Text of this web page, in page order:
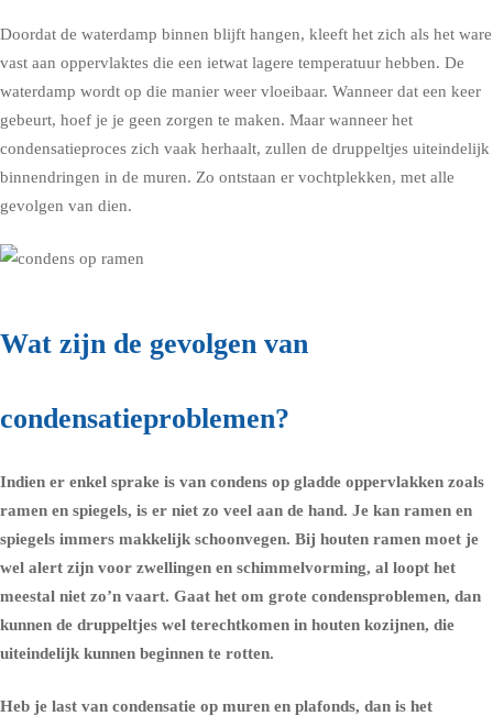
Doordat de waterdamp binnen blijft hangen, kleeft het zich als het ware
vast aan oppervlaktes die een ietwat lagere temperatuur hebben. De
waterdamp wordt op die manier weer vloeibaar. Wanneer dat een keer
gebeurt, hoef je je geen zorgen te maken. Maar wanneer het
condensatieproces zich vaak herhaalt, zullen de druppeltjes uiteindelijk
binnendringen in de muren. Zo ontstaan er vochtplekken, met alle
gevolgen van dien.
Wat zijn de gevolgen van
condensatieproblemen?
Indien er enkel sprake is van condens op gladde oppervlakken zoals
ramen en spiegels, is er niet zo veel aan de hand. Je kan ramen en
spiegels immers makkelijk schoonvegen. Bij houten ramen moet je
wel alert zijn voor zwellingen en schimmelvorming, al loopt het
meestal niet zo’n vaart. Gaat het om grote condensproblemen, dan
kunnen de druppeltjes wel terechtkomen in houten kozijnen, die
uiteindelijk kunnen beginnen te rotten.
Heb je last van condensatie op muren en plafonds, dan is het